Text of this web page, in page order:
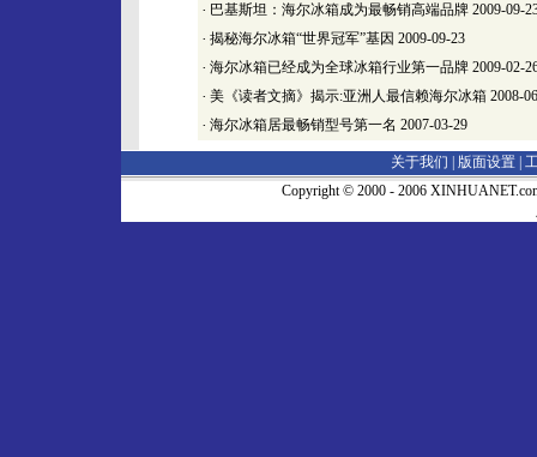
· 巴基斯坦：海尔冰箱成为最畅销高端品牌 2009-09-
· 揭秘海尔冰箱“世界冠军”基因 2009-09-23
· 海尔冰箱已经成为全球冰箱行业第一品牌 2009-02-
· 美《读者文摘》揭示:亚洲人最信赖海尔冰箱 2008-
· 海尔冰箱居最畅销型号第一名 2007-03-29
关于我们 | 版面设置
Copyright © 2000 - 2006